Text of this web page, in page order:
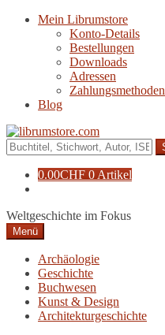
Navigation
Zum
Mein Librumstore
Konto-Details
Bestellungen
Downloads
Adressen
Zahlungsmethoden
Blog
Suche
nach:
0.00CHF 0 Artikel
Weltgeschichte im Fokus
Menü
Archäologie
Geschichte
Buchwesen
Kunst & Design
Architekturgeschichte